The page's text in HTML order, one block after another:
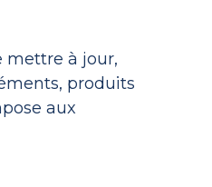
mettre à jour,
produits
aux